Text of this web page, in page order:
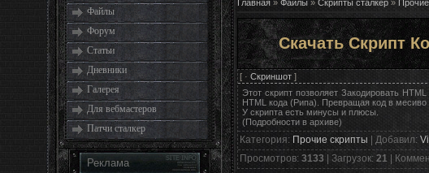
Файлы
Форум
Статьи
Дневники
Галерея
Для вебмастеров
Патчи сталкер
Реклама
Главная » Файлы » Скрипты сталкер »
Скачать Скрипт
[ · Скриншот ]
Этот скрипт позволяет Закодировать
HTML кода (Рипа). Превращая код в месиво
У скрипта есть минусы и плюсы.
(Подробности в архиве)
Категория: Прочие скрипты Добавил:
Просмотров: 3133 Загрузок: 21